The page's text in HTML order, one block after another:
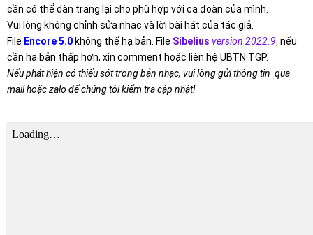
cần có thể dàn trang lại cho phù hợp với ca đoàn của mình.
Vui lòng không chỉnh sửa nhạc và lời bài hát của tác giả.
File Encore 5.0 không thể hạ bản. File Sibelius version 2022.9, nếu
cần hạ bản thấp hơn, xin comment hoặc liên hệ UBTN TGP.
Nếu phát hiện có thiếu sót trong bản nhạc, vui lòng gửi thông tin qua
mail hoặc zalo để chúng tôi kiểm tra cập nhật!